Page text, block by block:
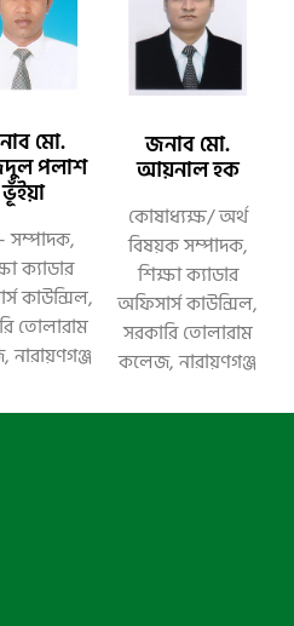
মো.
পলাশ
ভূঁইয়া
সম্পাদক,
ক্যাডার
কাউন্সিল,
তোলারাম
জনাব মো.
আয়নাল হক
কোষাধ্যক্ষ/ অর্থ
বিষয়ক সম্পাদক,
শিক্ষা ক্যাডার
অফিসার্স কাউন্সিল,
সরকারি তোলারাম
কলেজ, নারায়ণগঞ্জ